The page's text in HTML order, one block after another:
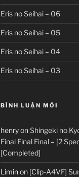
Eris no Seihai – 06
Eris no Seihai – 05
Eris no Seihai – 04
Eris no Seihai – 03
BÌNH LUẬN MỚI
henryonShingeki no
Final Final Final – [2
[Completed]
Liminon [Clip-A4VF]